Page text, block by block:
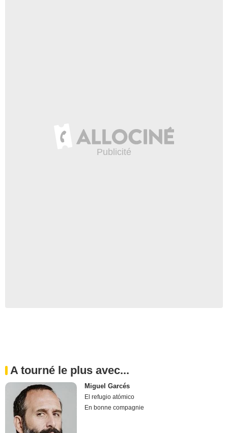
A tourné le plus avec...
Miguel Garcés
El refugio atómico
En bonne compagnie